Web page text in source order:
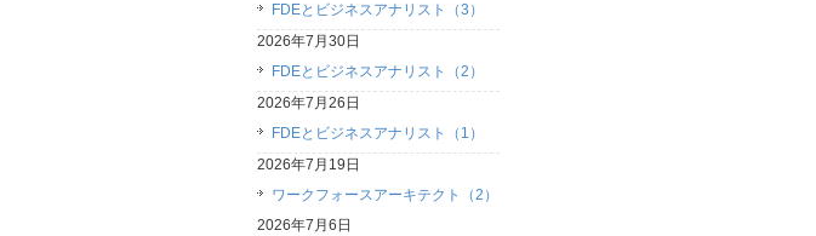
FDEとビジネスアナリスト（3）
2026年7月30日
FDEとビジネスアナリスト（2）
2026年7月26日
FDEとビジネスアナリスト（1）
2026年7月19日
ワークフォースアーキテクト（2）
2026年7月6日